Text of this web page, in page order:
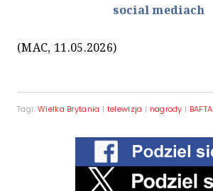
social mediach
(MAC, 11.05.2026)
Tagi: Wielka Brytania | telewizja | nagrody | BAFTA